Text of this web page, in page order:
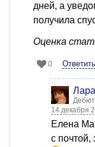
дней, а
получила
Оценка
0 Ответить
14 декабря
Елена
с почтой,